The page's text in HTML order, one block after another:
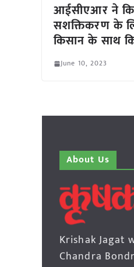
आईसीएआर ने
सशक्तिकरण के
किसान के साथ
June 10, 2023
About Us
Krishak Jagat
Chandra